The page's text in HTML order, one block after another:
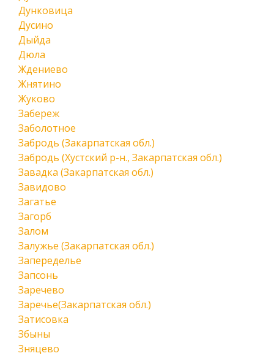
Дунковица
Дусино
Дыйда
Дюла
Ждениево
Жнятино
Жуково
Забереж
Заболотное
Забродь (Закарпатская обл.)
Забродь (Хустский р-н., Закарпатская обл.)
Завадка (Закарпатская обл.)
Завидово
Загатье
Загорб
Залом
Залужье (Закарпатская обл.)
Запеределье
Запсонь
Заречево
Заречье(Закарпатская обл.)
Затисовка
Збыны
Зняцево